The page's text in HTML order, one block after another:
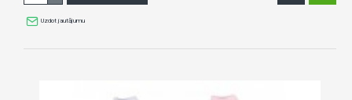
Uzdot jautājumu